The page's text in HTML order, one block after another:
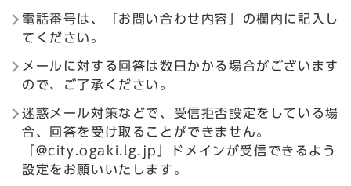
電話番号は、「お問い合わせ内容」の欄内に記入し
てください。
メールに対する回答は数日かかる場合がございます
ので、ご了承ください。
迷惑メール対策などで、受信拒否設定をしている場
合、回答を受け取ることができません。
「@city.ogaki.lg.jp」ドメインが受信できるよう
設定をお願いいたします。